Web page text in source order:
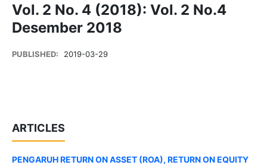
Vol. 2 No. 4 (2018): Vol. 2 No.4
Desember 2018
PUBLISHED: 2019-03-29
ARTICLES
PENGARUH RETURN ON ASSET (ROA), RETURN ON EQUITY